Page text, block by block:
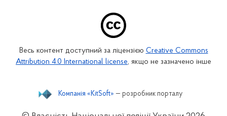
Весь контент доступний за ліцензією Creative Commons
Attribution 4.0 International license, якщо не зазначено інше
Компанія «KitSoft» — розробник порталу